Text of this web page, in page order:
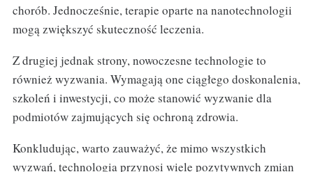
chorób. Jednocześnie, terapie oparte na nanotechnologii
mogą zwiększyć skuteczność leczenia.
Z drugiej jednak strony, nowoczesne technologie to
również wyzwania. Wymagają one ciągłego doskonalenia,
szkoleń i inwestycji, co może stanowić wyzwanie dla
podmiotów zajmujących się ochroną zdrowia.
Konkludując, warto zauważyć, że mimo wszystkich
wyzwań, technologia przynosi wiele pozytywnych zmian